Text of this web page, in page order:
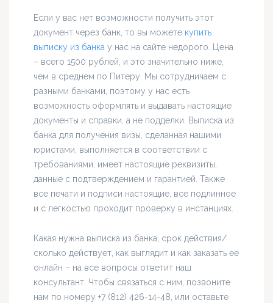
Если у вас нет возможности получить этот
документ через банк, то вы можете купить
выписку из банка у нас на сайте недорого. Цена
– всего 1500 рублей, и это значительно ниже,
чем в среднем по Питеру. Мы сотрудничаем с
разными банками, поэтому у нас есть
возможность оформлять и выдавать настоящие
документы и справки, а не подделки. Выписка из
банка для получения визы, сделанная нашими
юристами, выполняется в соответствии с
требованиями, имеет настоящие реквизиты,
данные с подтверждением и гарантией. Также
все печати и подписи настоящие, все подлинное
и с легкостью проходит проверку в инстанциях.
Какая нужна выписка из банка, срок действия/
сколько действует, как выглядит и как заказать ее
онлайн – на все вопросы ответит наш
консультант. Чтобы связаться с ним, позвоните
нам по номеру +7 (812) 426-14-48, или оставьте